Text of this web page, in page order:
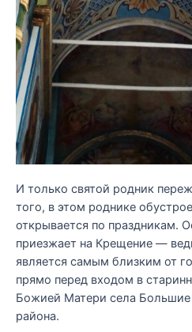
И только святой родник
того, в этом роднике
открывается по праздникам.
приезжает на Крещение —
является самым близким от
прямо перед входом в
Божией Матери села
района.